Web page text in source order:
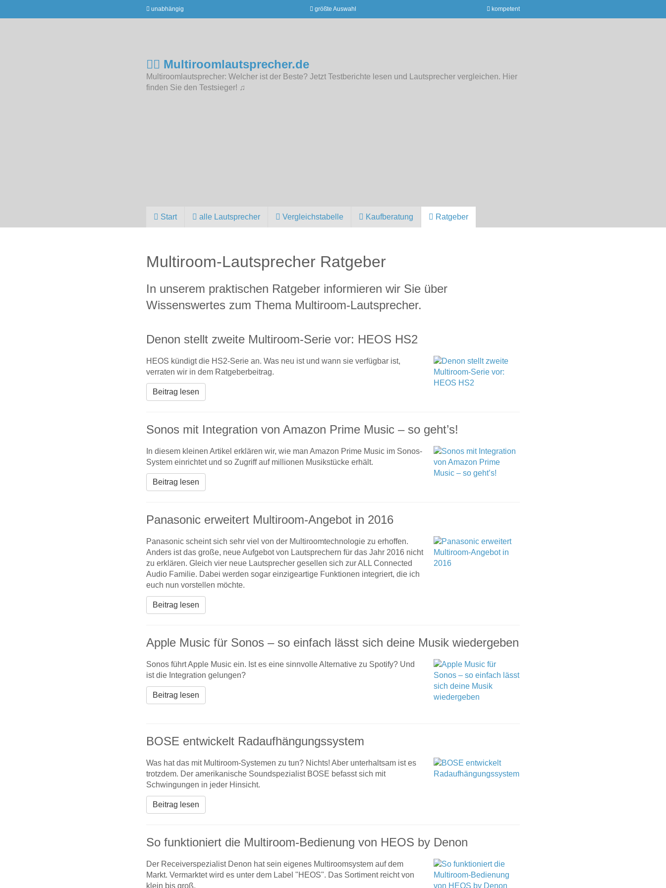
unabhängig größte Auswahl kompetent
Multiroomlautsprecher.de
Multiroomlautsprecher: Welcher ist der Beste? Jetzt Testberichte lesen und Lautsprecher vergleichen. Hier
finden Sie den Testsieger! ♫
Start alle Lautsprecher Vergleichstabelle Kaufberatung Ratgeber
Multiroom-Lautsprecher Ratgeber
In unserem praktischen Ratgeber informieren wir Sie über
Wissenswertes zum Thema Multiroom-Lautsprecher.
Denon stellt zweite Multiroom-Serie vor: HEOS HS2
HEOS kündigt die HS2-Serie an. Was neu ist und wann sie verfügbar ist,
verraten wir in dem Ratgeberbeitrag.
Beitrag lesen
Sonos mit Integration von Amazon Prime Music – so geht’s!
In diesem kleinen Artikel erklären wir, wie man Amazon Prime Music im Sonos-
System einrichtet und so Zugriff auf millionen Musikstücke erhält.
Beitrag lesen
Panasonic erweitert Multiroom-Angebot in 2016
Panasonic scheint sich sehr viel von der Multiroomtechnologie zu erhoffen.
Anders ist das große, neue Aufgebot von Lautsprechern für das Jahr 2016 nicht
zu erklären. Gleich vier neue Lautsprecher gesellen sich zur ALL Connected
Audio Familie. Dabei werden sogar einzigeartige Funktionen integriert, die ich
euch nun vorstellen möchte.
Beitrag lesen
Apple Music für Sonos – so einfach lässt sich deine Musik wiedergeben
Sonos führt Apple Music ein. Ist es eine sinnvolle Alternative zu Spotify? Und
ist die Integration gelungen?
Beitrag lesen
BOSE entwickelt Radaufhängungssystem
Was hat das mit Multiroom-Systemen zu tun? Nichts! Aber unterhaltsam ist es
trotzdem. Der amerikanische Soundspezialist BOSE befasst sich mit
Schwingungen in jeder Hinsicht.
Beitrag lesen
So funktioniert die Multiroom-Bedienung von HEOS by Denon
Der Receiverspezialist Denon hat sein eigenes Multiroomsystem auf dem
Markt. Vermarktet wird es unter dem Label "HEOS". Das Sortiment reicht von
klein bis groß.